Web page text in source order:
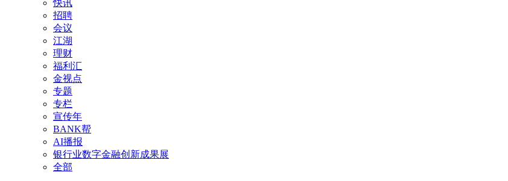
快讯
招聘
会议
江湖
理财
福利汇
金视点
专题
专栏
宣传年
BANK帮
AI播报
银行业数字金融创新成果展
全部